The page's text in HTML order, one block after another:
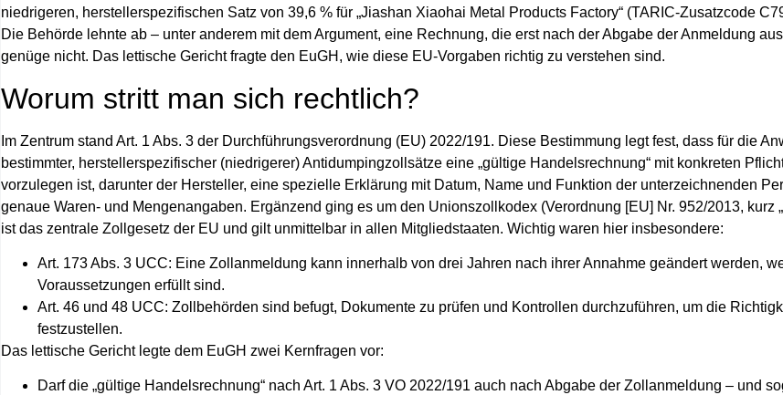
niedrigeren, herstellerspezifischen Satz von 39,6 % für „Jiashan Xiaohai Metal Products Factory“ (TARIC‑Zusatzcode
Die Behörde lehnte ab – unter anderem mit dem Argument, eine Rechnung, die erst nach der Abgabe der Anmeldung
genüge nicht. Das lettische Gericht fragte den EuGH, wie diese EU‑Vorgaben richtig zu verstehen sind.
Worum stritt man sich rechtlich?
Im Zentrum stand Art. 1 Abs. 3 der Durchführungsverordnung (EU) 2022/191. Diese Bestimmung legt fest, dass für die
bestimmter, herstellerspezifischer (niedrigerer) Antidumpingzollsätze eine „gültige Handelsrechnung“ mit konkreten
vorzulegen ist, darunter der Hersteller, eine spezielle Erklärung mit Datum, Name und Funktion der unterzeichnenden
genaue Waren- und Mengenangaben. Ergänzend ging es um den Unionszollkodex (Verordnung [EU] Nr. 952/2013, kurz
ist das zentrale Zollgesetz der EU und gilt unmittelbar in allen Mitgliedstaaten. Wichtig waren hier insbesondere:
Art. 173 Abs. 3 UCC: Eine Zollanmeldung kann innerhalb von drei Jahren nach ihrer Annahme geändert werden,
Voraussetzungen erfüllt sind.
Art. 46 und 48 UCC: Zollbehörden sind befugt, Dokumente zu prüfen und Kontrollen durchzuführen, um die
festzustellen.
Das lettische Gericht legte dem EuGH zwei Kernfragen vor:
Darf die „gültige Handelsrechnung“ nach Art. 1 Abs. 3 VO 2022/191 auch nach Abgabe der Zollanmeldung – und